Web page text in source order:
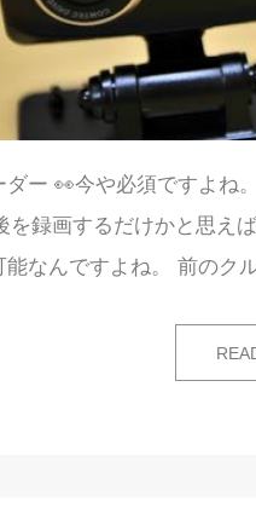
ダー 👀今や必須ですよね
を録画するだけかと思え
能なんですよね。 前のク